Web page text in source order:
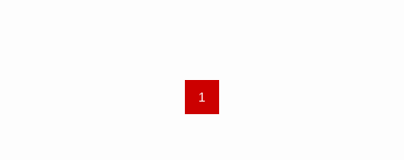
1